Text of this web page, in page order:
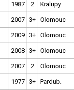
1987 2 Kralupy
2007 3+ Olomouc
2009 3+ Olomouc
2008 3+ Olomouc
2007 2 Olomouc
1977 3+ Pardub.